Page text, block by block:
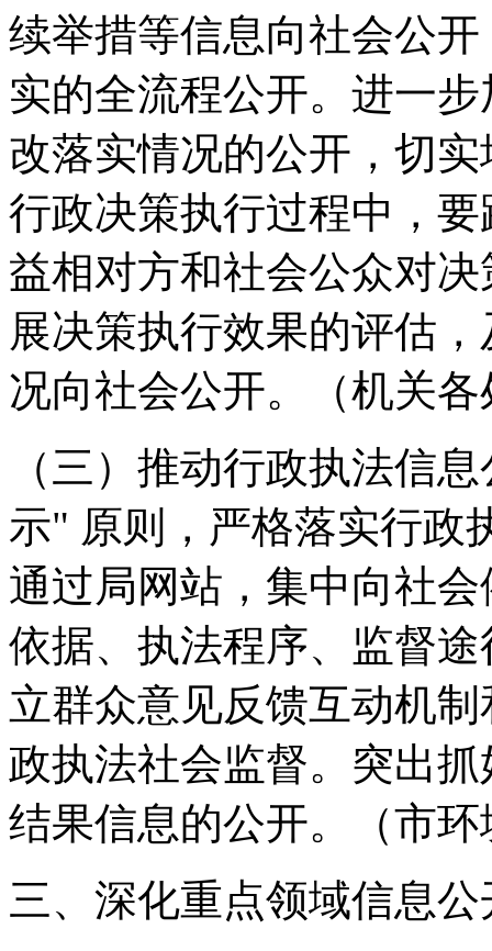
续举措等信息向社会公
实的全流程公开。进一
改落实情况的公开，切
行政决策执行过程中，
益相对方和社会公众对
展决策执行效果的评估
况向社会公开。
（机关
（三）推动行政执法信
示" 原则，严格落实行政
通过局网站，集中向社
依据、执法程序、监督
立群众意见反馈互动机
政执法社会监督。突出
结果信息的公开。
（市
三、深化重点领域信息